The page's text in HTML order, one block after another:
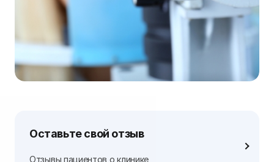
Оставьте свой отзыв
Отзывы пациентов о клинике